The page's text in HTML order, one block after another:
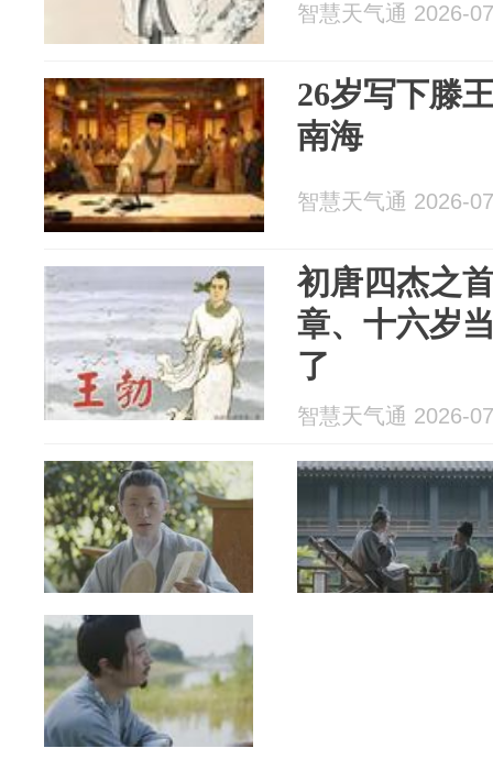
智慧天气通 2026-
26岁写下滕
南海
智慧天气通 2026-
初唐四杰之
章、十六岁
了
智慧天气通 2026-